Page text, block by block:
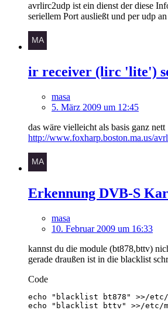
avrlirc2udp ist ein dienst der diese
seriellem Port ausließt und per udp
ir receiver (lirc 'lite')
masa
5. März 2009 um 12:45
das wäre vielleicht als basis ganz nett
http://www.foxharp.boston.ma.us/
Erkennung DVB-S
masa
10. Februar 2009 um 16:33
kannst du die module (bt878,bttv)
gerade draußen ist in die blacklist
Code
echo "blacklist bttv" >>/etc/